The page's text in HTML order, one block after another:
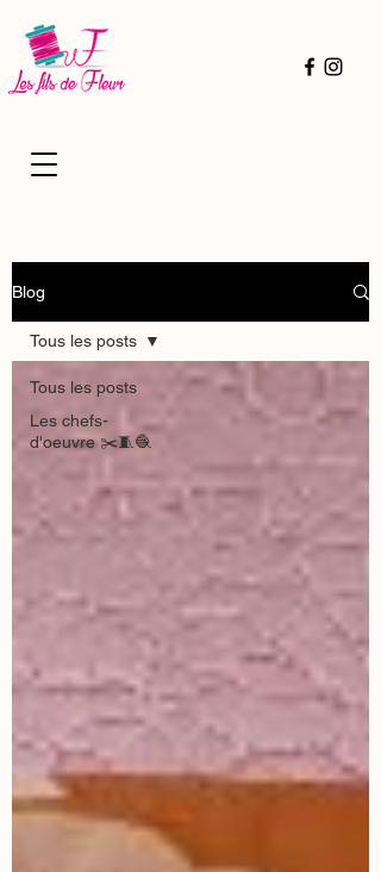
Blog
Tous les posts
Les chefs-
d'oeuvre ✂️🧵🧶
Tous les posts